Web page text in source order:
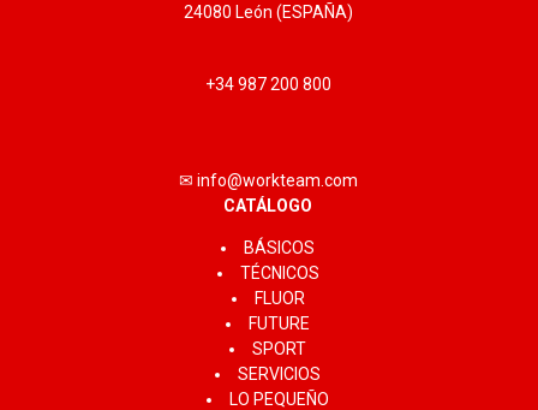
24080 León (ESPAÑA)
+34 987 200 800
✉ info@workteam.com
CATÁLOGO
BÁSICOS
TÉCNICOS
FLUOR
FUTURE
SPORT
SERVICIOS
LO PEQUEÑO